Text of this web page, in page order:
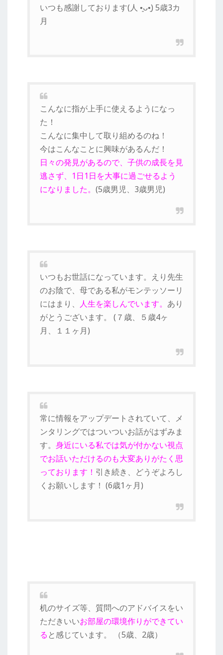
いつも感謝しております(⁠人⁠ ⁠•͈⁠ᴗ⁠•͈⁠) 5歳3カ
月
こんなに指が上手に使えるようになっ
た！
こんなに集中して取り組めるのね！
今はこんなことに興味があるんだ！
日々の発見があるので、子供の成長を見
逃さず、1日1日を大事に過ごせるよう
になりました。 (5歳男児、3歳男児)
いつもお世話になっています。えり先生
のお陰で、母である私がモンテッソーリ
にはまり、 人生を楽しんでいます。 あり
がとうございます。 (７歳、５歳4ヶ
月、１１ヶ月)
常に情報をアップデートされていて、メ
ンタリングではついついお話がはずみま
す。 身近にいる私では気が付かない視点
でお話いただけるのも大変ありがたく思
っております！ 引き続き、どうぞよろし
くお願いします！ (6歳1ヶ月)
机のサイズ等、質問へのアドバイスをい
ただきいいお部屋の環境作りができてい
る と感じています。 （5歳、2歳）